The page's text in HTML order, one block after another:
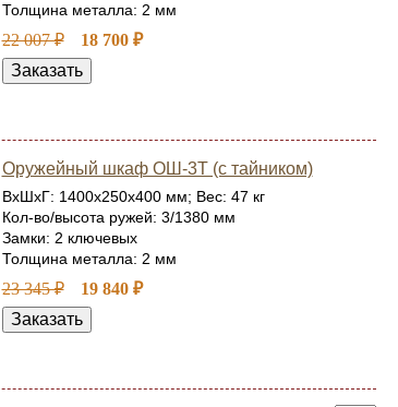
Толщина металла: 2 мм
22 007 ₽ 18 700 ₽
Оружейный шкаф ОШ-3Т (с тайником)
ВхШхГ: 1400x250x400 мм; Вес: 47 кг
Кол-во/высота ружей: 3/1380 мм
Замки: 2 ключевых
Толщина металла: 2 мм
23 345 ₽ 19 840 ₽